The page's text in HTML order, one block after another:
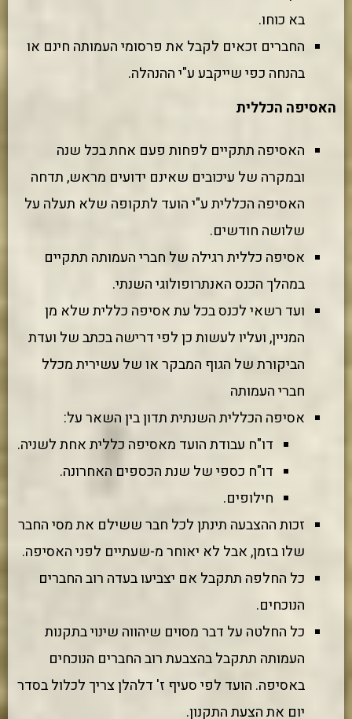
בא כוחו.
החברים זכאים לקבל את פרסומי העמותה חינם או
בהנחה כפי שייקבע ע"י ההנהלה.
האסיפה הכללית
האסיפה תתקיים לפחות פעם אחת בכל שנה
ובמקרה של עיכובים שאינם ידועים מראש, תדחה
האסיפה הכללית ע"י הועד לתקופה שלא תעלה על
שלושה חודשים.
אסיפה כללית רגילה של חברי העמותה תתקיים
במהלך הכנס האנתרופולוגי השנתי.
ועד רשאי לכנס בכל עת אסיפה כללית שלא מן
המניין, ועליו לעשות כן לפי דרישה בכתב של ועדת
הביקורת של הגוף המבקר או של עשירית מכלל
חברי העמותה
אסיפה הכללית השנתית תדון בין השאר על:
דו"ח עבודת הועד מאסיפה כללית אחת לשניה.
דו"ח כספי של שנת הכספים האחרונה.
חילופים.
זכות ההצבעה תינתן לכל חבר ששילם את מסי החבר
שלו בזמן, אבל לא יאוחר מ-שעתיים לפני האסיפה.
כל החלפה תתקבל אם יצביעו בעדה רוב החברים
הנוכחים.
כל החלטה על דבר מסוים שיהווה שינוי בתקנות
העמותה תתקבל בהצבעת רוב החברים הנוכחים
באסיפה. הועד לפי סעיף ז' דלהלן צריך לכלול בסדר
יום את הצעת התקנון.